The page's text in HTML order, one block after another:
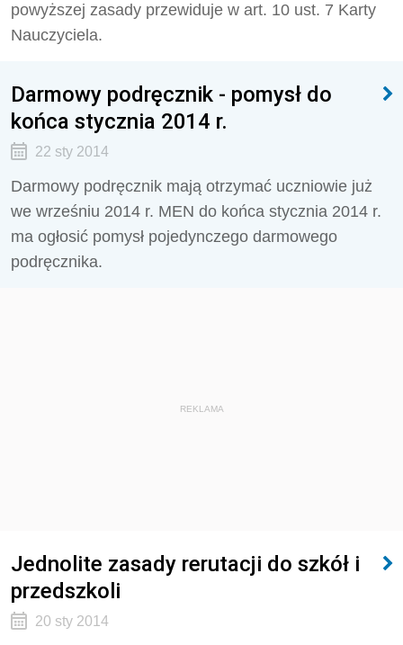
powyższej zasady przewiduje w art. 10 ust. 7 Karty
Nauczyciela.
Darmowy podręcznik - pomysł do
końca stycznia 2014 r.
22 sty 2014
Darmowy podręcznik mają otrzymać uczniowie już
we wrześniu 2014 r. MEN do końca stycznia 2014 r.
ma ogłosić pomysł pojedynczego darmowego
podręcznika.
REKLAMA
Jednolite zasady rerutacji do szkół i
przedszkoli
20 sty 2014